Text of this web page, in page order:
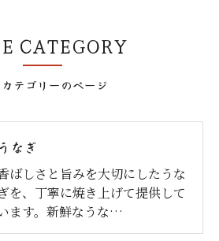
テゴリーのページ
CATEGORY
うなぎ
ばしさと旨みを大切にしたうな
を、丁寧に焼き上げて提供して
ます。新鮮なうな…